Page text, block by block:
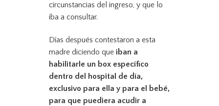
circunstancias del ingreso, y que lo
iba a consultar.
Días después contestaron a esta
madre diciendo que iban a
habilitarle un box específico
dentro del hospital de día,
exclusivo para ella y para el bebé,
para que puediera acudir a